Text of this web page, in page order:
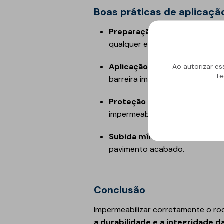
Boas práticas de
Preparação da superfície
:
qualquer elemento solto.
Aplicação da
barreira impermeável em todo
Proteção mecânica (se
impermeabilização com
Subida mínima da
pavimento acabado.
Conclusão
Impermeabilizar corretamente o
Ao autorizar